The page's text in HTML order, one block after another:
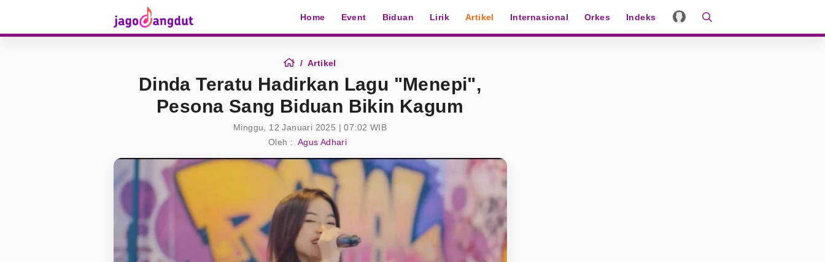
Home Event Biduan Lirik Artikel Internasional Orkes Indeks
Artikel
Dinda Teratu Hadirkan Lagu "Menepi",
Pesona Sang Biduan Bikin Kagum
Minggu, 12 Januari 2025 | 07:02 WIB
Oleh : Agus Adhari